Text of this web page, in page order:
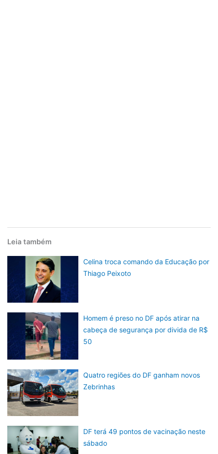
Leia também
Celina troca comando da Educação por
Thiago Peixoto
Homem é preso no DF após atirar na
cabeça de segurança por divida de R$
50
Quatro regiões do DF ganham novos
Zebrinhas
DF terá 49 pontos de vacinação neste
sábado